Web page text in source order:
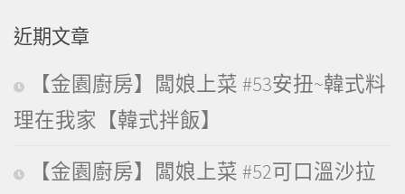
近期文章
【金園廚房】闆娘上菜 #53安扭~韓式料
理在我家【韓式拌飯】
【金園廚房】闆娘上菜 #52可口溫沙拉